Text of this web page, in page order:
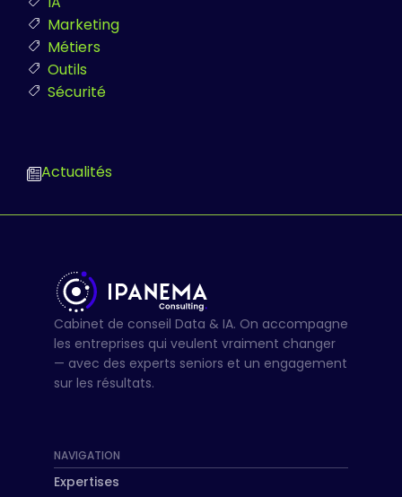
Marketing
Métiers
Outils
Sécurité
Actualités
Cabinet de conseil Data & IA. On accompagne
les entreprises qui veulent vraiment changer
— avec des experts seniors et un engagement
sur les résultats.
NAVIGATION
Expertises